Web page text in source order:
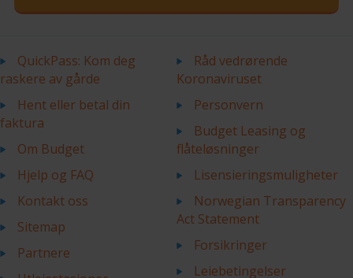
QuickPass: Kom deg
raskere av gårde
Hent eller betal din
faktura
Om Budget
Hjelp og FAQ
Kontakt oss
Sitemap
Partnere
Råd vedrørende
Koronaviruset
Personvern
Budget Leasing og
flåteløsninger
Lisensieringsmuligheter
Norwegian Transparency
Act Statement
Forsikringer
Leiebetingelser